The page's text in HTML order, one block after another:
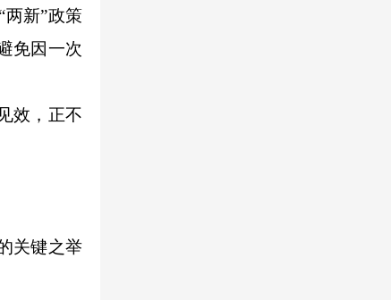
新”政策
免因一次
效，正不
关键之举